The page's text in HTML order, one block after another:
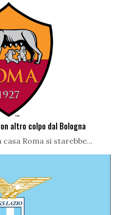
altro colpo dal Bologna
Roma si starebbe...